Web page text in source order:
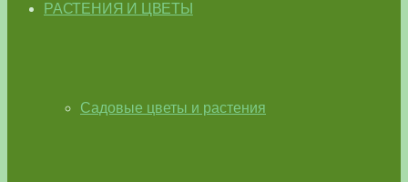
РАСТЕНИЯ И ЦВЕТЫ
Садовые цветы и растения